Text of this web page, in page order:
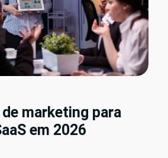
marketing para
em 2026